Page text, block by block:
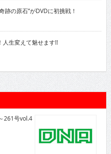
の原石”がDVDに初挑戦！
生変えて魅せます!!
261号vol.4